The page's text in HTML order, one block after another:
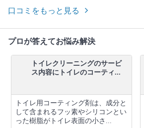
口コミをもっと見る
プロが答えてお悩み解決
トイレクリーニングのサービ
ス内容にトイレのコーティ...
トイレ用コーティング剤は、成分と
して含まれるフッ素やシリコンとい
った樹脂がトイレ表面の小さ...